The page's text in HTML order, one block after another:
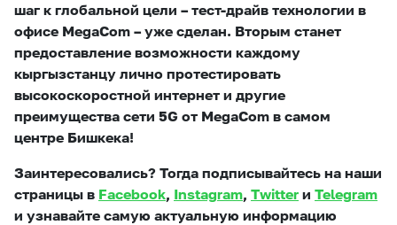
шаг к глобальной цели – тест-драйв технологии в
офисе MegaCom – уже сделан. Вторым станет
предоставление возможности каждому
кыргызстанцу лично протестировать
высокоскоростной интернет и другие
преимущества сети 5G от MegaCom в самом
центре Бишкека!
Заинтересовались? Тогда подписывайтесь на наши
страницы в Facebook, Instagram, Twitter и Telegram
и узнавайте самую актуальную информацию